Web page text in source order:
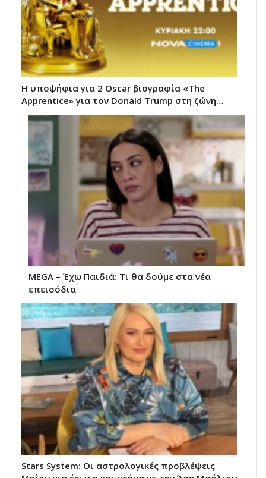
Η υποψήφια για 2 Oscar βιογραφία «The
Apprentice» για τον Donald Trump στη ζώνη…
MEGA – Έχω Παιδιά: Τι θα δούμε στα νέα
επεισόδια
Stars System: Οι αστρολογικές προβλέψεις